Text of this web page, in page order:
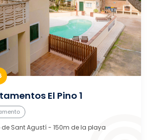
El Pino 1
de Sant Agustí- 150m de la playa